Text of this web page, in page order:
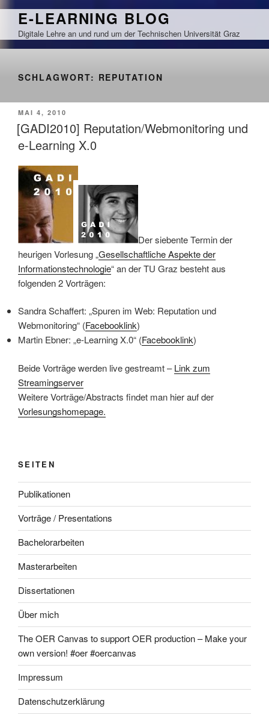
Zum
springen
E-LEARNING BLOG
Digitale Lehre an und rund um der Technischen Universität Graz
SCHLAGWORT: REPUTATION
VERÖFFENTLICHT
AM
MAI 4, 2010
[GADI2010] Reputation/Webmonitoring und
e-Learning X.0
Der siebente Termin der
heurigen Vorlesung „Gesellschaftliche Aspekte der
Informationstechnologie“ an der TU Graz besteht aus
folgenden 2 Vorträgen:
Sandra Schaffert: „Spuren im Web: Reputation und
Webmonitoring“ (Facebooklink)
Martin Ebner: „e-Learning X.0“ (Facebooklink)
Beide Vorträge werden live gestreamt –Link zum
Streamingserver
Weitere Vorträge/Abstracts findet man hier auf der
Vorlesungshomepage.
SEITEN
Publikationen
Vorträge / Presentations
Bachelorarbeiten
Masterarbeiten
Dissertationen
Über mich
The OER Canvas to support OER production – Make your
own version! #oer #oercanvas
Impressum
Datenschutzerklärung